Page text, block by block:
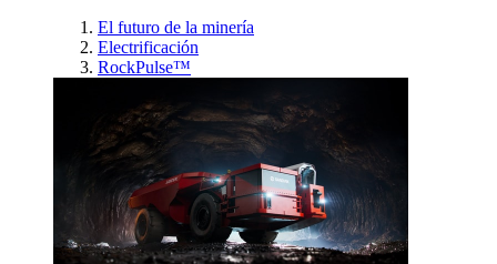
El futuro de la minería
Electrificación
RockPulse™